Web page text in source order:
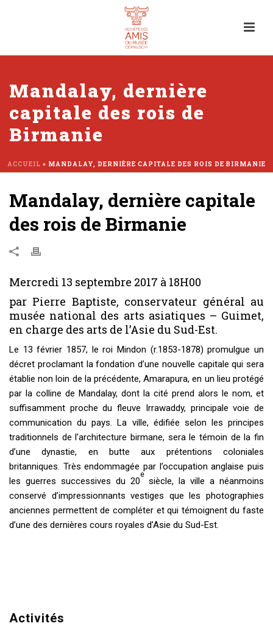
Mandalay, dernière
capitale des rois de
Birmanie
ACCUEIL » MANDALAY, DERNIÈRE CAPITALE DES ROIS DE BIRMANIE
Mandalay, dernière capitale
des rois de Birmanie
Mercredi 13 septembre 2017 à 18H00
par Pierre Baptiste, conservateur général au
musée national des arts asiatiques – Guimet,
en charge des arts de l’Asie du Sud-Est.
Le 13 février 1857, le roi Mindon (r.1853-1878) promulgue un
décret proclamant la fondation d’une nouvelle capitale qui sera
établie non loin de la précédente, Amarapura, en un lieu protégé
par la colline de Mandalay, dont la cité prend alors le nom, et
suffisamment proche du fleuve Irrawaddy, principale voie de
communication du pays. La ville, édifiée selon les principes
traditionnels de l’architecture birmane, sera le témoin de la fin
d’une dynastie, en butte aux prétentions coloniales
britanniques. Très endommagée par l’occupation anglaise puis
les guerres successives du 20
e
siècle, la ville a néanmoins
conservé d’impressionnants vestiges que les photographies
anciennes permettent de compléter et qui témoignent du faste
d’une des dernières cours royales d’Asie du Sud-Est.
Activités